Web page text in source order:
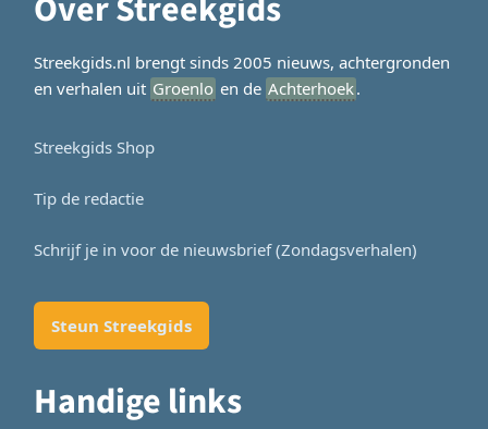
Over Streekgids
Streekgids.nl brengt sinds 2005 nieuws, achtergronden
en verhalen uit Groenlo en de Achterhoek.
Streekgids Shop
Tip de redactie
Schrijf je in voor de nieuwsbrief (Zondagsverhalen)
Steun Streekgids
Handige links